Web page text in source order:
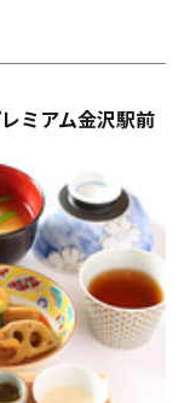
ミアム金沢駅前